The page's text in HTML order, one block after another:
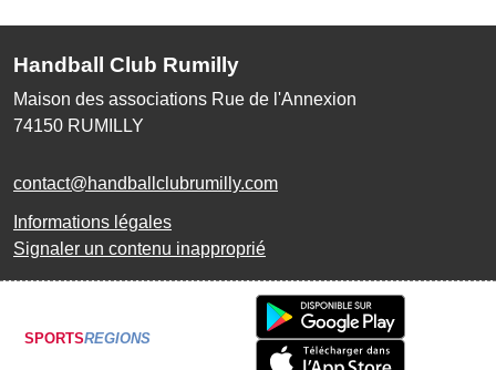
Handball Club Rumilly
Maison des associations Rue de l'Annexion
74150 RUMILLY
contact@handballclubrumilly.com
Informations légales
Signaler un contenu inapproprié
SPORTSREGIONS